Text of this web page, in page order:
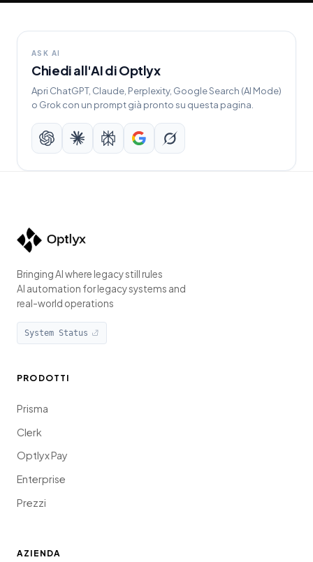
ASK AI
Chiedi all'AI di Optlyx
Apri ChatGPT, Claude, Perplexity, Google Search (AI Mode)
o Grok con un prompt già pronto su questa pagina.
ChatGPTClaudePerplexityGoogle Search
Grok
Bringing AI where legacy still rules
AI automation for legacy systems and
real-world operations
System Status
PRODOTTI
Prisma
Clerk
Optlyx Pay
Enterprise
Prezzi
AZIENDA